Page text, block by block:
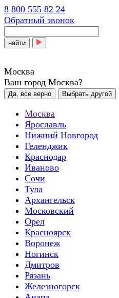
8 800 555 82 24
Обратный звонок
найти
Москва
Ваш город Москва?
Да, все верно Выбрать другой
Москва
Ярославль
Нижний Новгород
Геленджик
Краснодар
Иваново
Сочи
Тула
Архангельск
Московский
Орел
Красноярск
Воронеж
Ногинск
Дмитров
Рязань
Железногорск